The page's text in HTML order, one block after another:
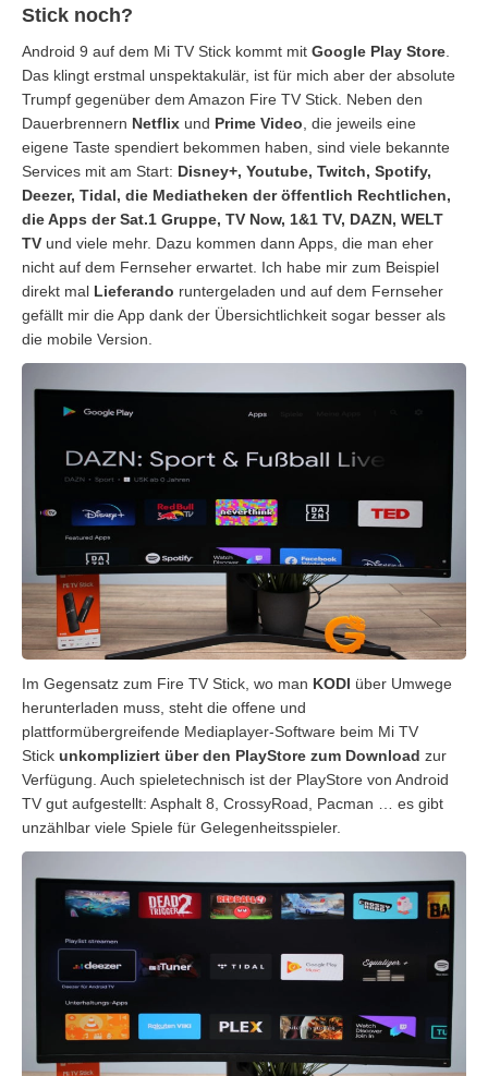
Stick noch?
Android 9 auf dem Mi TV Stick kommt mit Google Play Store
Das klingt erstmal unspektakulär, ist für mich aber der absolute
Trumpf gegenüber dem Amazon Fire TV Stick. Neben den
Dauerbrennern Netflix und Prime Video , die jeweils eine
eigene Taste spendiert bekommen haben, sind viele bekannte
Services mit am Start: Disney+, Youtube, Twitch, Spotify,
Deezer, Tidal, die Mediatheken der öffentlich Rechtlichen,
die Apps der Sat.1 Gruppe, TV Now, 1&1 TV, DAZN, WELT
TV und viele mehr. Dazu kommen dann Apps, die man eher
nicht auf dem Fernseher erwartet. Ich habe mir zum Beispiel
direkt mal Lieferando runtergeladen und auf dem Fernseher
gefällt mir die App dank der Übersichtlichkeit sogar besser als
die mobile Version.
Im Gegensatz zum Fire TV Stick, wo man KODI über Umwege
herunterladen muss, steht die offene und
plattformübergreifende Mediaplayer-Software beim Mi TV
Stick unkompliziert über den PlayStore zum Download zur
Verfügung. Auch spieletechnisch ist der PlayStore von Android
TV gut aufgestellt: Asphalt 8, CrossyRoad, Pacman … es gibt
unzählbar viele Spiele für Gelegenheitsspieler.